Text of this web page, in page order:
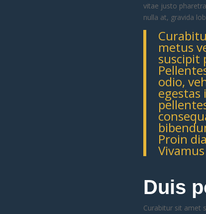
vitae justo
nulla at, gravida
metus
suscipit
odio,
egestas
Proin
Duis
Curabitur sit amet